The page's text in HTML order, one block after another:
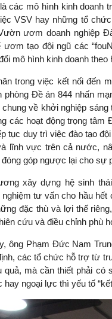
các mô hình kinh doanh
VSV hay những tổ
ươm doanh nghiệp
tạo đội ngũ các
mô hình kinh doanh
trong việc kết nối đến
phòng Đề án 844 nhấn
về khởi nghiệp
các hoạt động trọng
tục duy trì việc đào tạo
lĩnh vực trên cả nước,
góp ngược lại cho sự
xây dựng hệ sinh
tư vấn cho hầu
đặc thù và lợi thế
cứu và điều chỉnh phù
ông Phạm Đức Nam
các tổ chức hỗ trợ từ
quả, mà cần thiết phải có
hay ngoại lực thì yếu tố